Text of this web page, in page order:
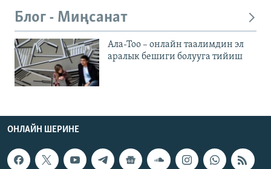
Блог - Миңсанат
Ала-Тоо – онлайн таалимдин эл
аралык бешиги болууга тийиш
ОНЛАЙН ШЕРИНЕ